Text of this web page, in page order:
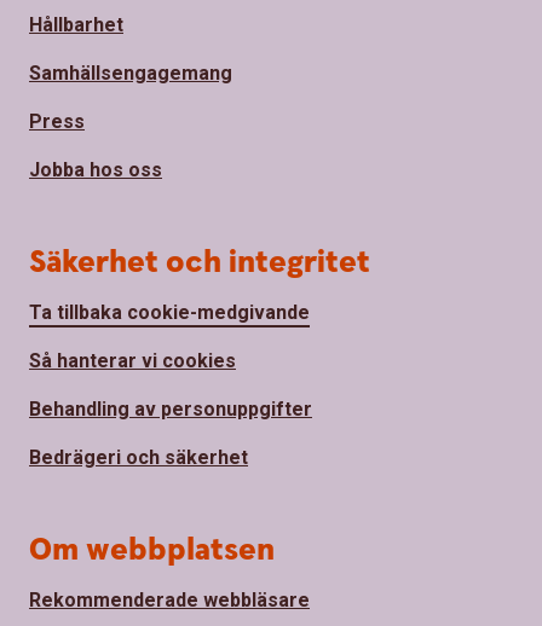
Hållbarhet
Samhällsengagemang
Press
Jobba hos oss
Säkerhet och integritet
Ta tillbaka cookie-medgivande
Så hanterar vi cookies
Behandling av personuppgifter
Bedrägeri och säkerhet
Om webbplatsen
Rekommenderade webbläsare